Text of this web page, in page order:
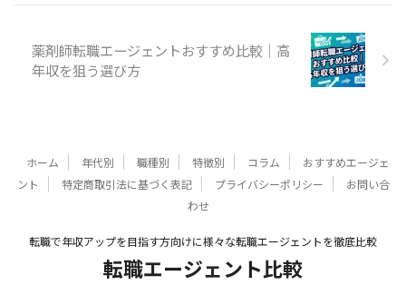
薬剤師転職エージェントおすすめ比較｜高
年収を狙う選び方
ホーム 年代別 職種別 特徴別 コラム
おすすめエージェ
ント
特定商取引法に基づく表記 プライバシーポリシー
お問い合
わせ
転職で年収アップを目指す方向けに様々な転職エージェントを徹底比較
転職エージェント比較